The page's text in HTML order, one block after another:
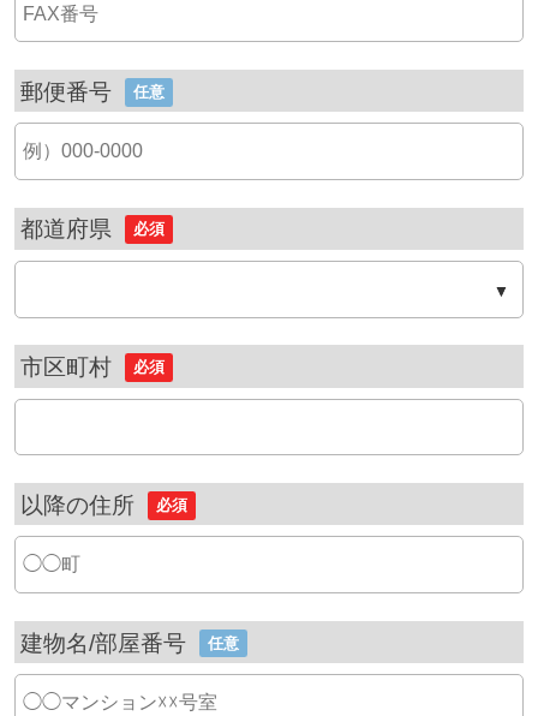
郵便番号 任意
都道府県 必須
市区町村 必須
以降の住所 必須
建物名/部屋番号 任意